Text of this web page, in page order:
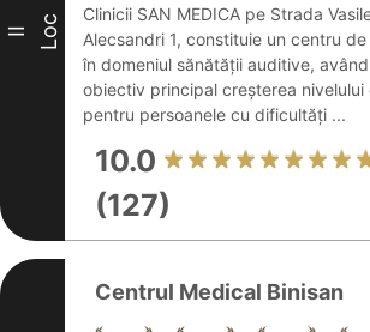
II Loc
Clinicii SAN MEDICA pe Strada
Alecsandri 1, constituie un centru
în domeniul sănătății auditive,
obiectiv principal creșterea nivelului
pentru persoanele cu dificultăți ...
10.0
(127)
Centrul Medical Binisan